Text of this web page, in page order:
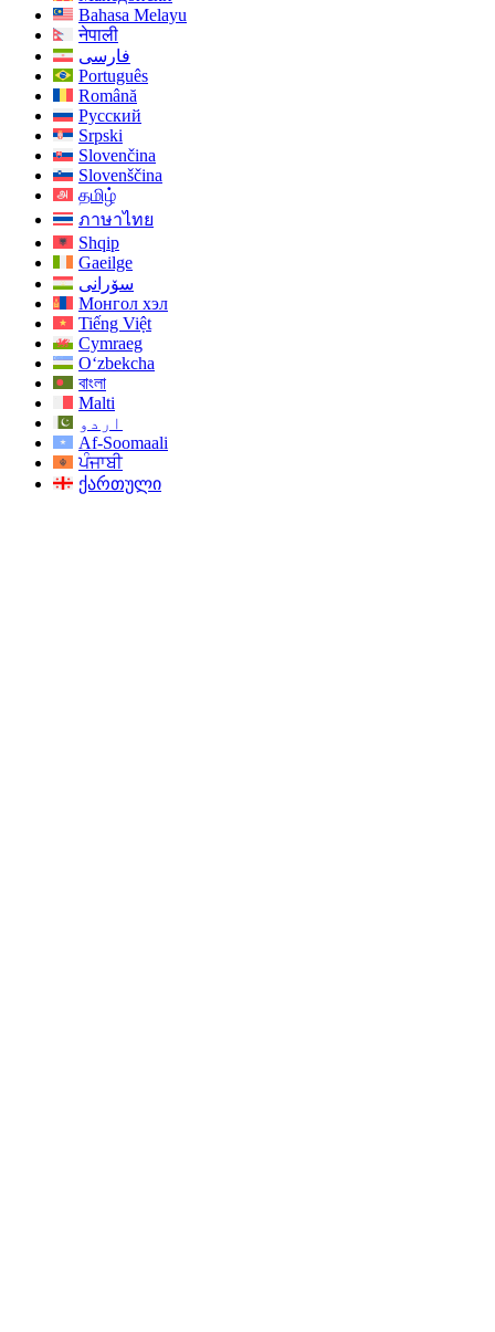
Bahasa Melayu
नेपाली
فارسی
Português
Română
Русский
Srpski
Slovenčina
Slovenščina
தமிழ்
ภาษาไทย
Shqip
Gaeilge
سۆرانی
Монгол хэл
Tiếng Việt
Cymraeg
O‘zbekcha
বাংলা
Malti
اردو
Af-Soomaali
ਪੰਜਾਬੀ
ქართული